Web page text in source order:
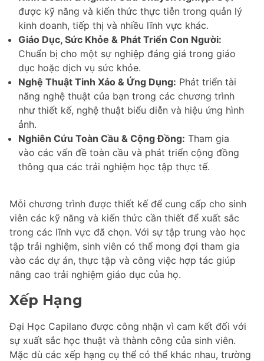
được kỹ năng và kiến thức thực tiễn trong quản lý
kinh doanh, tiếp thị và nhiều lĩnh vực khác.
Giáo Dục, Sức Khỏe & Phát Triển Con Người:
Chuẩn bị cho một sự nghiệp đáng giá trong giáo
dục hoặc dịch vụ sức khỏe.
Nghệ Thuật Tinh Xảo & Ứng Dụng: Phát triển tài
năng nghệ thuật của bạn trong các chương trình
như thiết kế, nghệ thuật biểu diễn và hiệu ứng hình
ảnh.
Nghiên Cứu Toàn Cầu & Cộng Đồng: Tham gia
vào các vấn đề toàn cầu và phát triển cộng đồng
thông qua các trải nghiệm học tập thực tế.
Mỗi chương trình được thiết kế để cung cấp cho sinh
viên các kỹ năng và kiến thức cần thiết để xuất sắc
trong các lĩnh vực đã chọn. Với sự tập trung vào học
tập trải nghiệm, sinh viên có thể mong đợi tham gia
vào các dự án, thực tập và công việc hợp tác giúp
nâng cao trải nghiệm giáo dục của họ.
Xếp Hạng
Đại Học Capilano được công nhận vì cam kết đối với
sự xuất sắc học thuật và thành công của sinh viên.
Mặc dù các xếp hạng cụ thể có thể khác nhau, trường